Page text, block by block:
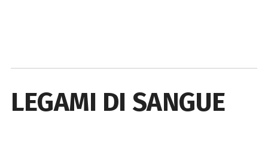
LEGAMI DI SANGUE